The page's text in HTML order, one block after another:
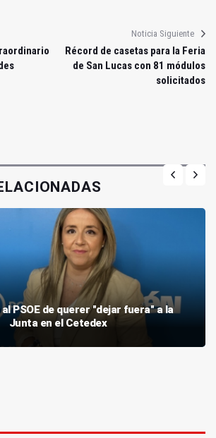
Noticia Siguiente
Récord de casetas para la Feria
de San Lucas con 81 módulos
solicitados
PSOE de querer "dejar fuera" a la
Junta en el Cetedex